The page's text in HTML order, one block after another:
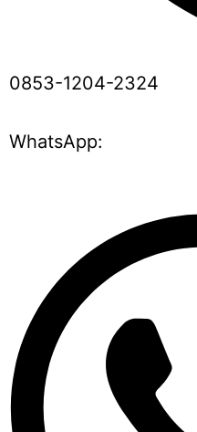
0853-1204-2324
WhatsApp: